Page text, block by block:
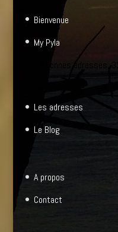
Bienvenue
My Pyla
Les bonnes adresses,
Les adresses
Le Blog
A propos
Contact